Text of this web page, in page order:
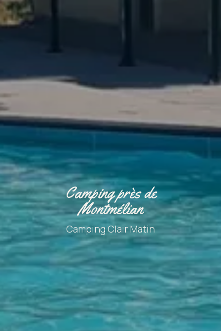
Camping près de
Montmélian
Camping Clair Matin